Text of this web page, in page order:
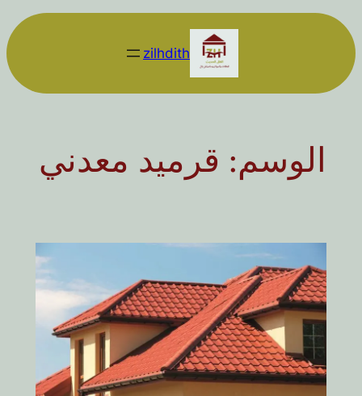
تخطى
إلى
المحتوى
zilhdith
الوسم: قرميد معدني